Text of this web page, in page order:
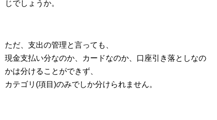
じでしょうか。
ただ、支出の管理と言っても、
現金支払い分なのか、カードなのか、口座引き落としなの
かは分けることができず、
カテゴリ(項目)のみでしか分けられません。